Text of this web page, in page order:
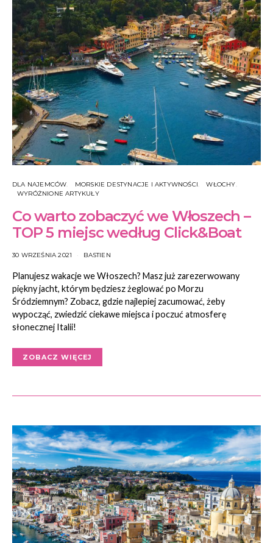
DLA NAJEMCÓW MORSKIE DESTYNACJE I AKTYWNOŚCI
WŁOCHY
WYRÓŻNIONE ARTYKUŁY
Co warto zobaczyć we Włoszech –
TOP 5 miejsc według Click&Boat
30 WRZEŚNIA 2021 BASTIEN
Planujesz wakacje we Włoszech? Masz już zarezerwowany
piękny jacht, którym będziesz żeglować po Morzu
Śródziemnym? Zobacz, gdzie najlepiej zacumować, żeby
wypocząć, zwiedzić ciekawe miejsca i poczuć atmosferę
słonecznej Italii!
ZOBACZ WIĘCEJ